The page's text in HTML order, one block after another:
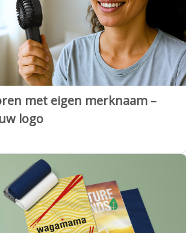
met eigen merknaam –
logo